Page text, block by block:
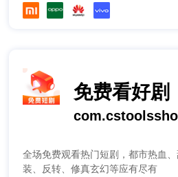
免费看好剧
全场免费观看热门短剧，都市热血
装、反转、修真玄幻等应有尽有